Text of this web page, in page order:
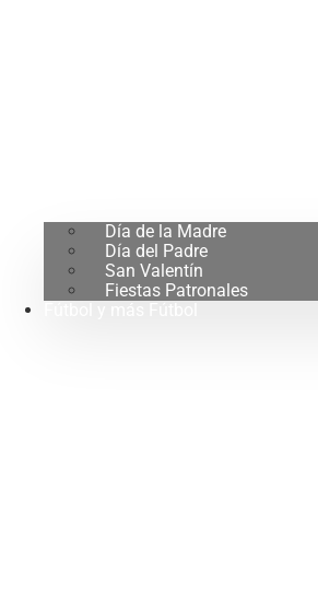
Día de la Madre
Día del Padre
San Valentín
Fiestas Patronales